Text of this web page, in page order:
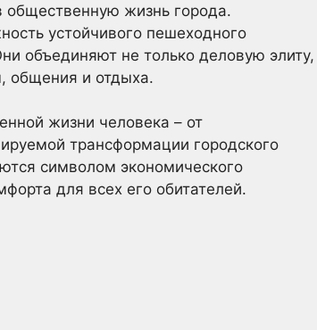
общественную жизнь города.
устойчивого пешеходного
объединяют не только деловую элиту,
общения и отдыха.
жизни человека – от
трансформации городского
символом экономического
для всех его обитателей.